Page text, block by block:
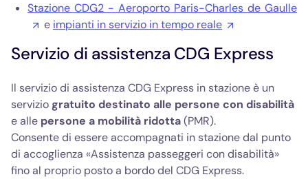
Stazione CDG2 - Aeroporto Paris-Charles de Gaulle
e impianti in servizio in tempo reale
Servizio di assistenza CDG Express
Il servizio di assistenza CDG Express in stazione è un
servizio gratuito destinato alle persone con disabilità
e alle persone a mobilità ridotta(PMR).
Consente di essere accompagnati in stazione dal punto
di accoglienza «Assistenza passeggeri con disabilità»
fino al proprio posto a bordo del CDG Express.